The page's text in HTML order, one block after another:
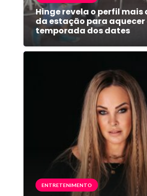
Hinge revela o perfil mais
da estação para aquecer
temporada dos dates
ENTRETENIMENTO